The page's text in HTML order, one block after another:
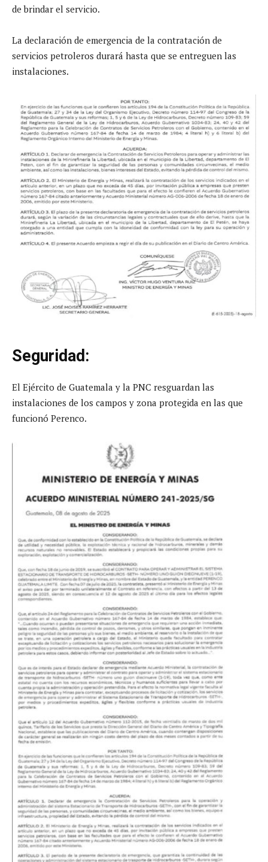
de brindar el servicio.
La declaración de emergencia de la contratación de
servicios petroleros durará hasta que se entreguen las
instalaciones.
Seguridad:
El Ejército de Guatemala y la PNC resguardan las
instalaciones de los campos y zona protegida en las que
funcionó Perenco.